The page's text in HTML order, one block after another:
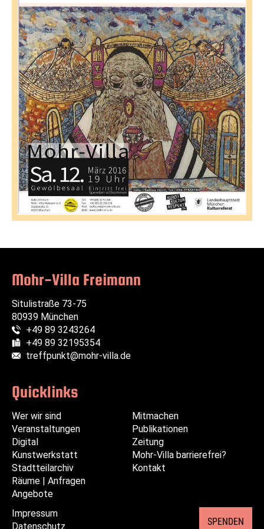
Mohr-Villa Freimann
Situlistraße 73-75
80939 München
Telefon:
+49 89 3243264
Fax:
+49 89 32195354
E-Mail:
treffpunkt@mohr-villa.de
Quicklinks
überspringen
Wer wir sind
Veranstaltungen
Digital
Kunstwerkstatt
Stadtteilarchiv
Räume | Anfragen
Angebote
überspringen
Mitmachen
Publikationen
Zeitung
Mohr-Villa barrierefrei?
Kontakt
Impressum
Datenschutz
SPENDEN